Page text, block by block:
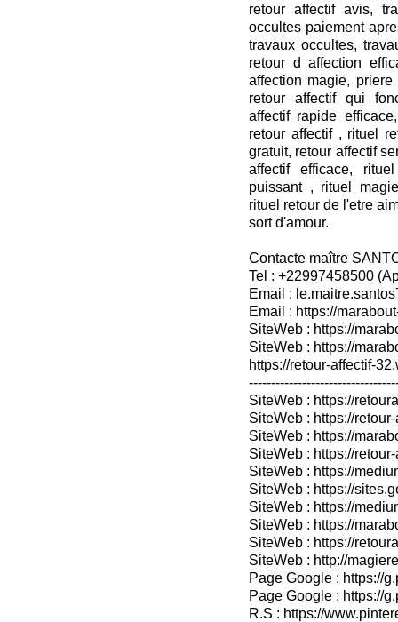
retour affectif avis,
occultes paiement
travaux occultes,
retour d affection
affection magie,
retour affectif qui
affectif rapide
retour affectif , rituel
gratuit, retour affectif
affectif efficace,
puissant , rituel
rituel retour de l'etre
sort d'amour.
Contacte maître
Tel : +22997458500
Email :
Email : https://
SiteWeb : https://
SiteWeb : https://
https://retour-affectif-
SiteWeb : https://
SiteWeb : https://
SiteWeb : https://
SiteWeb : https://
SiteWeb : https://
SiteWeb : https://
SiteWeb : https://
SiteWeb : https://
SiteWeb : https://
SiteWeb : http://
Page Google : https://
Page Google : https://
R.S : https://